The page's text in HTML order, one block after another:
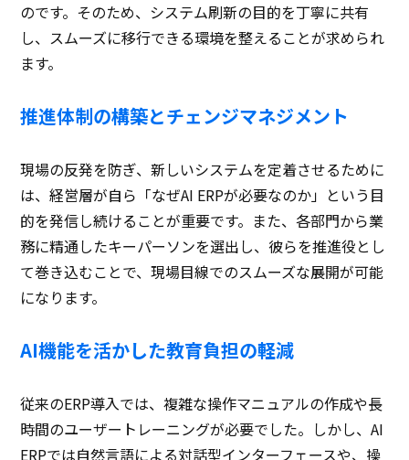
のです。そのため、システム刷新の目的を丁寧に共有
し、スムーズに移行できる環境を整えることが求められ
ます。
推進体制の構築とチェンジマネジメント
現場の反発を防ぎ、新しいシステムを定着させるために
は、経営層が自ら「なぜAI ERPが必要なのか」という目
的を発信し続けることが重要です。また、各部門から業
務に精通したキーパーソンを選出し、彼らを推進役とし
て巻き込むことで、現場目線でのスムーズな展開が可能
になります。
AI機能を活かした教育負担の軽減
従来のERP導入では、複雑な操作マニュアルの作成や長
時間のユーザートレーニングが必要でした。しかし、AI
ERPでは自然言語による対話型インターフェースや、操